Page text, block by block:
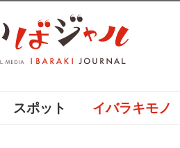
スポット イバラキモノ